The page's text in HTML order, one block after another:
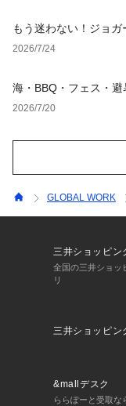
もう迷わない！ジョガ
ない選び方からおすす
2026/7/24
海・BBQ・フェス・
2026/7/20
GLOBAL WORK
三井ショッピン
全国の三井ショッ
リ
三井ショッピン
&mallデスク
ららぽーと受取な